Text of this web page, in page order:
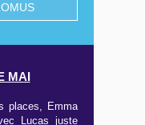
MAI
places, Emma
Lucas juste